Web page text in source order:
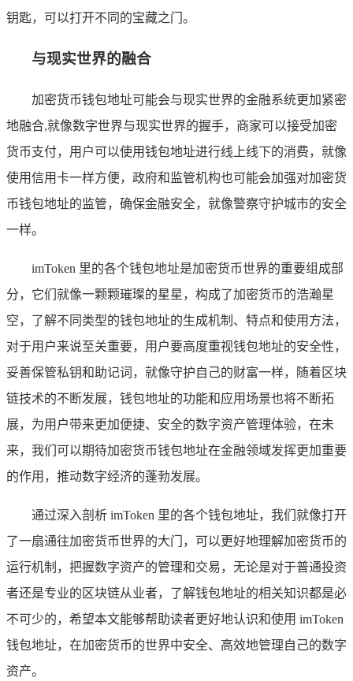
钥匙，可以打开不同的宝藏之门。
与现实世界的融合
加密货币钱包地址可能会与现实世界的金融系统更加紧密
地融合,就像数字世界与现实世界的握手，商家可以接受加密
货币支付，用户可以使用钱包地址进行线上线下的消费，就像
使用信用卡一样方便，政府和监管机构也可能会加强对加密货
币钱包地址的监管，确保金融安全，就像警察守护城市的安全
一样。
imToken 里的各个钱包地址是加密货币世界的重要组成部
分，它们就像一颗颗璀璨的星星，构成了加密货币的浩瀚星
空，了解不同类型的钱包地址的生成机制、特点和使用方法，
对于用户来说至关重要，用户要高度重视钱包地址的安全性，
妥善保管私钥和助记词，就像守护自己的财富一样，随着区块
链技术的不断发展，钱包地址的功能和应用场景也将不断拓
展，为用户带来更加便捷、安全的数字资产管理体验，在未
来，我们可以期待加密货币钱包地址在金融领域发挥更加重要
的作用，推动数字经济的蓬勃发展。
通过深入剖析 imToken 里的各个钱包地址，我们就像打开
了一扇通往加密货币世界的大门，可以更好地理解加密货币的
运行机制，把握数字资产的管理和交易，无论是对于普通投资
者还是专业的区块链从业者，了解钱包地址的相关知识都是必
不可少的，希望本文能够帮助读者更好地认识和使用 imToken
钱包地址，在加密货币的世界中安全、高效地管理自己的数字
资产。